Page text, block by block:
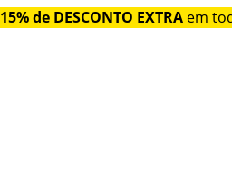
15% de DESCONTO EXTRA em